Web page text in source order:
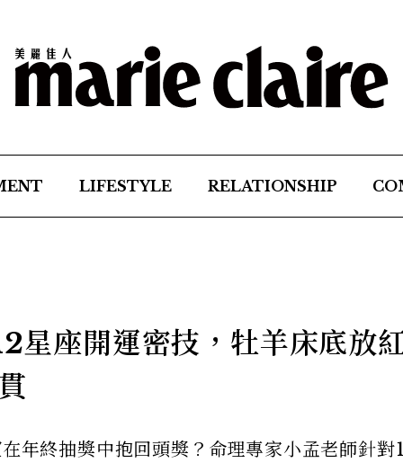
LIFESTYLE RELATIONSHIP
星座開運密技，牡羊床底放
年終抽獎中抱回頭獎？命理專家小孟老師針對